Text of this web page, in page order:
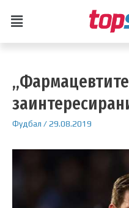
Фудбал /29.08.2019